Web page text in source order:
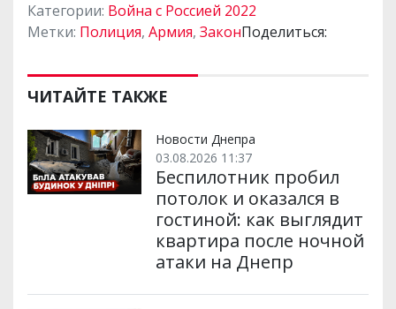
Категории: Война с Россией 2022
Метки: Полиция, Армия, ЗаконПоделиться:
ЧИТАЙТЕ ТАКЖЕ
Новости Днепра
03.08.2026 11:37
Беспилотник пробил
потолок и оказался в
гостиной: как выглядит
квартира после ночной
атаки на Днепр